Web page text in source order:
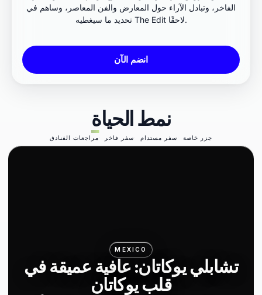
الفاخر، وتبادل الآراء حول المعارض والفن المعاصر، وساهم في
تحديد ما سيغطيه The Edit لاحقًا.
انضم الآن
نمط الحياة
مراجعات الفنادق سفر فاخر سفر مستدام جزر خاصة
MEXICO
تشابلي يوكاتان: عافية عميقة في
قلب يوكاتان